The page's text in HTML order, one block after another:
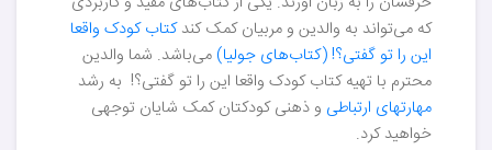
که می‌تواند به والدین و مربیان کمک کندکتاب کودک واقعا
این را تو گفتی؟! (کتاب‌های جولیا) می‌باشد. شما والدین
محترم با تهیه کتاب کودک واقعا این را تو گفتی؟! به رشد
مهارتهای ارتباطی و ذهنی کودکتان کمک شایان توجهی
خواهید کرد.